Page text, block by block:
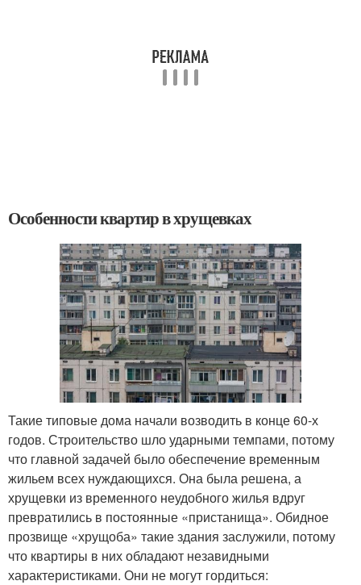
Особенности квартир в хрущевках
Такие типовые дома начали возводить в конце 60-х
годов. Строительство шло ударными темпами, потому
что главной задачей было обеспечение временным
жильем всех нуждающихся. Она была решена, а
хрущевки из временного неудобного жилья вдруг
превратились в постоянные «пристанища». Обидное
прозвище «хрущоба» такие здания заслужили, потому
что квартиры в них обладают незавидными
характеристиками. Они не могут гордиться: